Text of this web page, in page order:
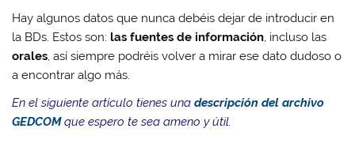
Hay algunos datos que nunca debéis dejar de introducir en
la BDs. Estos son: las fuentes de información , incluso las
orales , así siempre podréis volver a mirar ese dato dudoso o
a encontrar algo más.
En el siguiente artículo tienes unadescripción del archivo
GEDCOMque espero te sea ameno y útil.